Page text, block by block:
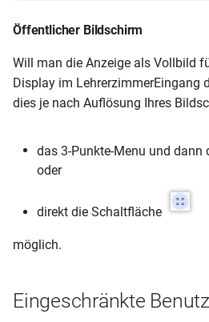
Öffentlicher Bildschirm
Will man die Anzeige als Vollbild
Display im LehrerzimmerEingang
dies je nach Auflösung Ihres
das 3-Punkte-Menu und dann
oder
direkt die Schaltfläche
möglich.
Eingeschränkte